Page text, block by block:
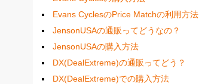
Evans CyclesのPrice Matchの利用方法
JensonUSAの通販ってどうなの？
JensonUSAの購入方法
DX(DealExtreme)の通販ってどう？
DX(DealExtreme)での購入方法